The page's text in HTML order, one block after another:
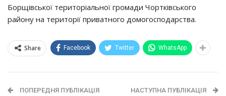
Борщівської територіальної громади Чортківського
району на території приватного домогосподарства.
Share Facebook Twitter WhatsApp
ПОПЕРЕДНЯ ПУБЛІКАЦІЯ НАСТУПНА ПУБЛІКАЦІЯ